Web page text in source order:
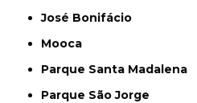
José Bonifácio
Mooca
Parque Santa Madalena
Parque São Jorge